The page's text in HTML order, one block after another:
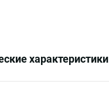
характеристики